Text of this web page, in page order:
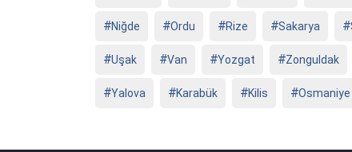
Niğde Ordu Rize Sakarya
Uşak Van Yozgat Zonguldak
Yalova Karabük Kilis Osmaniye